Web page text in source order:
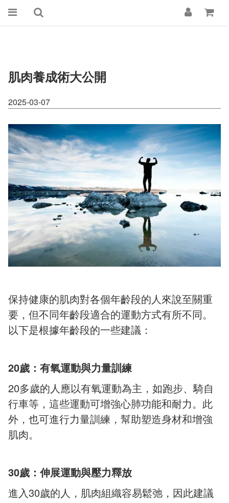
肌肉養成術大公開
2025-03-07
保持健康的肌肉對各個年齡段的人來說至關重
要，但不同年齡段適合的運動方式有所不同。
以下是根據年齡段的一些建議：
20歲：有氧運動與力量訓練
20多歲的人應以有氧運動為主，如跑步、騎自
行車等，這些運動可增強心肺功能和耐力。此
外，也可進行力量訓練，幫助塑造身材和增強
肌肉。
30歲：伸展運動與壓力釋放
進入30歲的人，肌肉組織容易鬆弛，因此建議